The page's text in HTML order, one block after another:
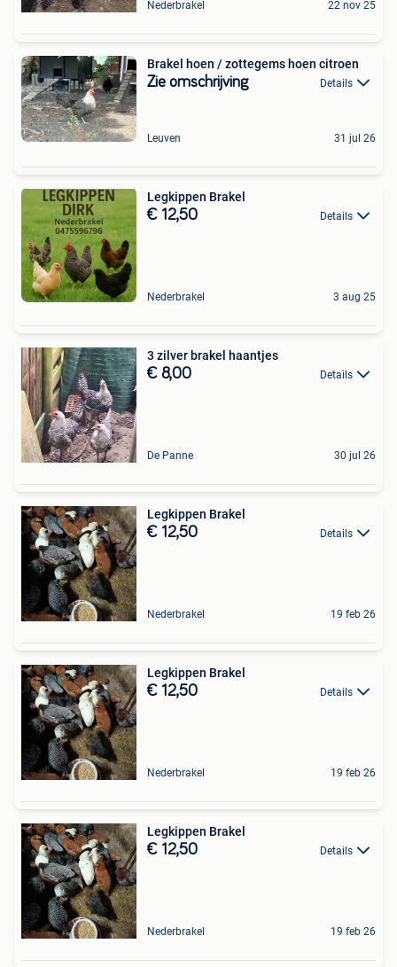
Nederbrakel 22 nov 25
Brakel hoen / zottegems hoen citroen
Zie omschrijving Details
Leuven 31 jul 26
Legkippen Brakel
€ 12,50 Details
Nederbrakel 3 aug 25
3 zilver brakel haantjes
€ 8,00 Details
De Panne 30 jul 26
Legkippen Brakel
€ 12,50 Details
Nederbrakel 19 feb 26
Legkippen Brakel
€ 12,50 Details
Nederbrakel 19 feb 26
Legkippen Brakel
€ 12,50 Details
Nederbrakel 19 feb 26